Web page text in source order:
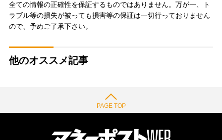
全ての情報の正確性を保証するものではありません。万が一、ト
ラブル等の損失が被っても損害等の保証は一切行っておりません
ので、予めご了承下さい。
他のオススメ記事
PAGE TOP